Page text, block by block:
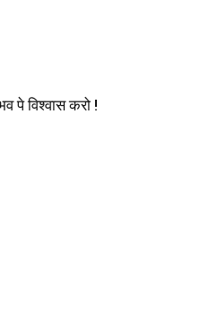
विश्वास करो !